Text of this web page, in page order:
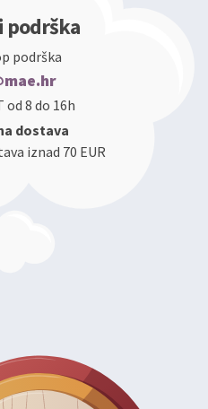
podrška
podrška
od 8 do 16h
dostava
iznad 70 EUR